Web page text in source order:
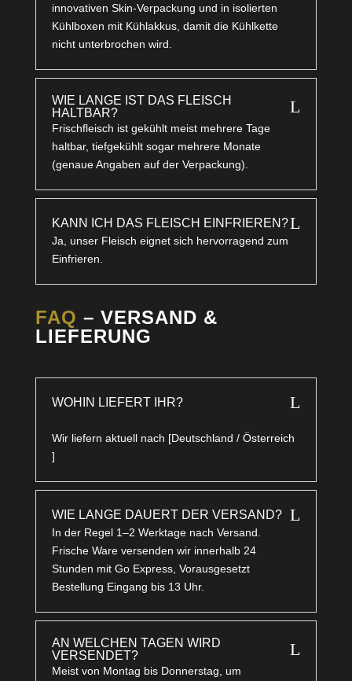
innovativen Skin-Verpackung und in isolierten
Kühlboxen mit Kühlakkus, damit die Kühlkette
nicht unterbrochen wird.
WIE LANGE IST DAS FLEISCH
HALTBAR?
L
Frischfleisch ist gekühlt meist mehrere Tage
haltbar, tiefgekühlt sogar mehrere Monate
(genaue Angaben auf der Verpackung).
KANN ICH DAS FLEISCH EINFRIEREN?L
Ja, unser Fleisch eignet sich hervorragend zum
Einfrieren.
FAQ – VERSAND &
LIEFERUNG
WOHIN LIEFERT IHR? L
Wir liefern aktuell nach [Deutschland / Österreich
]
WIE LANGE DAUERT DER VERSAND? L
In der Regel 1–2 Werktage nach Versand.
Frische Ware versenden wir innerhalb 24
Stunden mit Go Express, Vorausgesetzt
Bestellung Eingang bis 13 Uhr.
AN WELCHEN TAGEN WIRD
VERSENDET?
L
Meist von Montag bis Donnerstag, um